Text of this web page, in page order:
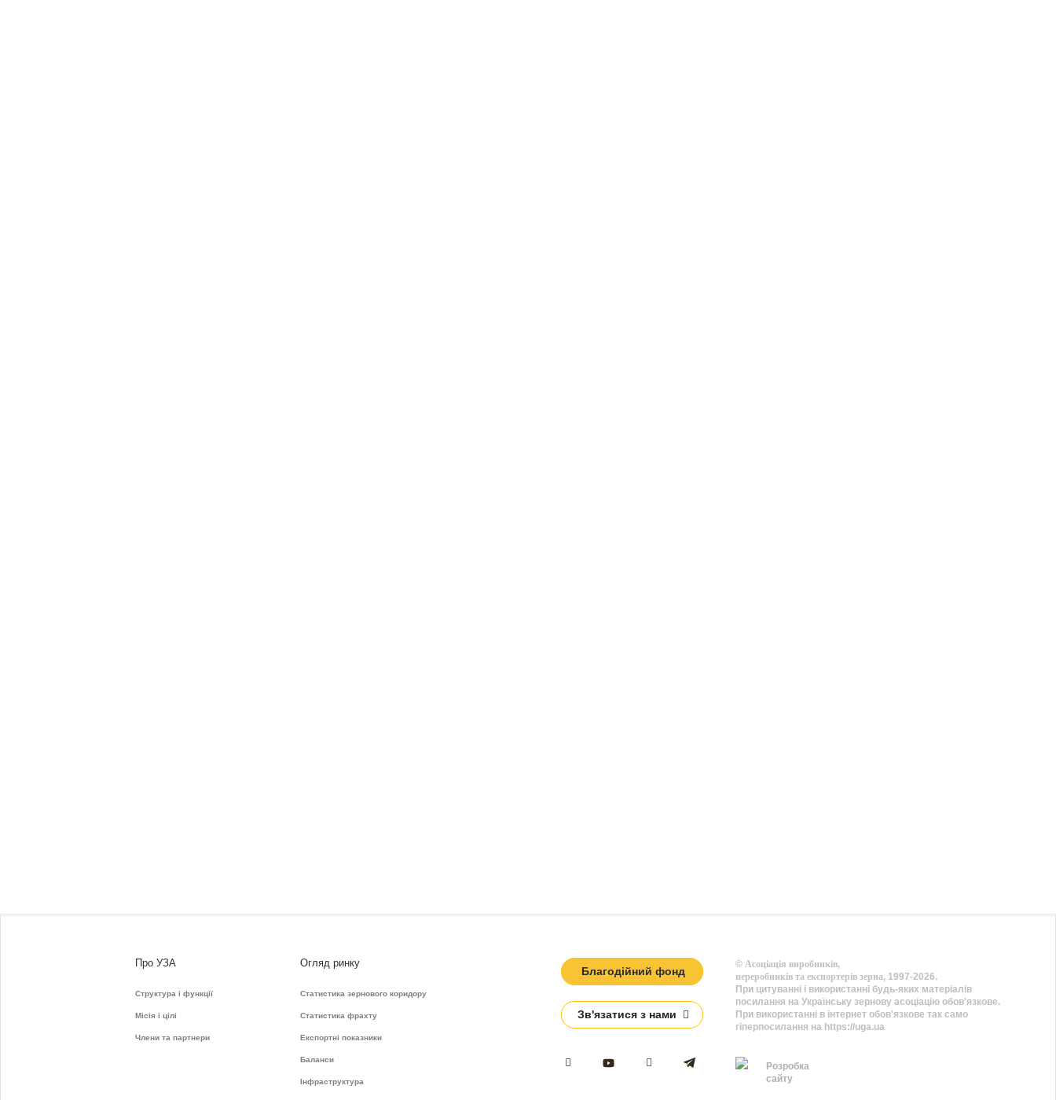
Про УЗА
Структура і функції
Місія і цілі
Члени та партнери
Огляд ринку
Статистика зернового коридору
Статистика фрахту
Експортні показники
Баланси
Інфраструктура
Благодійний фонд
Зв'язатися з нами
© Асоціація виробників,
переробників та експортерів зерна, 1997-2026.
При цитуванні і використанні будь-яких матеріалів
посилання на Українську зернову асоціацію обов'язкове.
При використанні в інтернет обов'язкове так само
гіперпосилання на https://uga.ua
Розробка
сайту